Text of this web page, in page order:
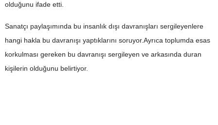
olduğunu ifade etti.
Sanatçı paylaşımında bu insanlık dışı davranışları sergileyenlere
hangi hakla bu davranışı yaptıklarını soruyor.Ayrıca toplumda esas
korkulması gereken bu davranışı sergileyen ve arkasında duran
kişilerin olduğunu belirtiyor.